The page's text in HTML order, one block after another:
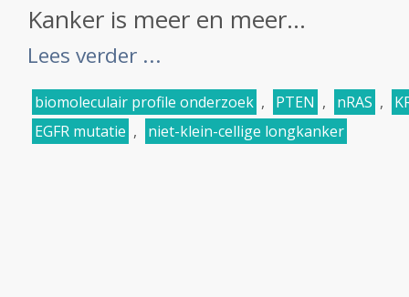
Kanker is meer en meer...
Lees verder ...
biomoleculair profile onderzoek , PTEN , nRAS ,
EGFR mutatie , niet-klein-cellige longkanker